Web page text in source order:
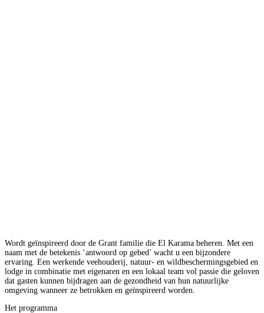
Wordt geïnspireerd door de Grant familie die El Karama beheren. Met een
naam met de betekenis ‘antwoord op gebed’ wacht u een bijzondere
ervaring. Een werkende veehouderij, natuur- en wildbeschermingsgebied en
lodge in combinatie met eigenaren en een lokaal team vol passie die geloven
dat gasten kunnen bijdragen aan de gezondheid van hun natuurlijke
omgeving wanneer ze betrokken en geïnspireerd worden.
Het programma